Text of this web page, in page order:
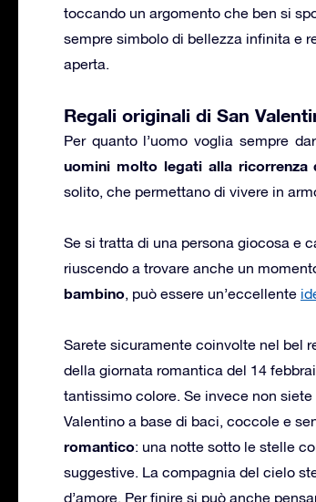
toccando un argomento che ben si
sempre simbolo di bellezza infinita e
aperta.
Regali originali di San
Per quanto l’uomo voglia sempre
uomini molto legati alla ricorrenza
solito, che permettano di vivere in
Se si tratta di una persona giocosa e
riuscendo a trovare anche un
bambino, può essere un’eccellente
Sarete sicuramente coinvolte nel bel
della giornata romantica del 14
tantissimo colore. Se invece non
Valentino a base di baci, coccole e
romantico: una notte sotto le stelle
suggestive. La compagnia del cielo
d’amore. Per finire si può anche